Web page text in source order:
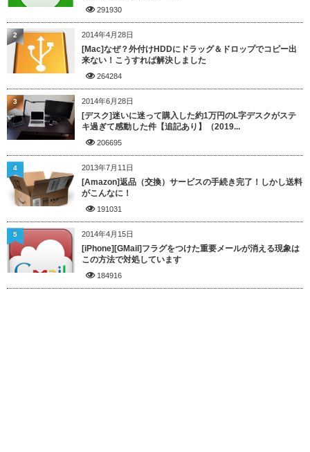
291930
2014年4月28日
[Mac]なぜ？外付けHDDにドラッグ＆ドロップでコピー出
来ない！こうすれば解決しました
264284
2
2014年6月28日
[デスク]迷いに迷って購入した約1万円のL字デスクがステ
キ過ぎて感動した件【追記あり】（2019...
206695
3
2013年7月11日
[Amazon]返品（交換）サービスの手続き完了！しかし送料
がこんなに！
191031
4
2014年4月15日
[iPhone][GMail]フラグをつけた重要メールが消える現象は
この方法で対処しています
184916
5